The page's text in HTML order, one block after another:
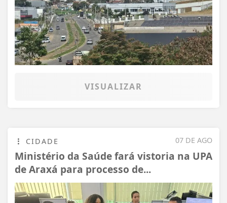
VISUALIZAR
07 DE AGO
CIDADE
Ministério da Saúde fará vistoria na UPA
de Araxá para processo de...